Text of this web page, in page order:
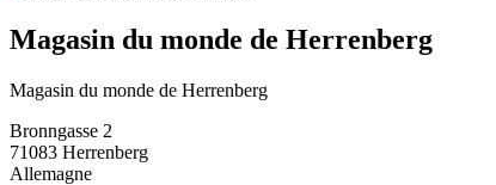
Magasin du monde de Herrenberg
Magasin du monde de Herrenberg
Bronngasse 2
71083 Herrenberg
Allemagne